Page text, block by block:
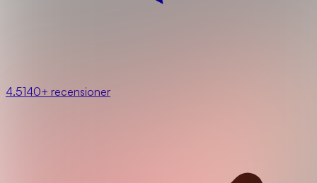
4.5140+ recensioner